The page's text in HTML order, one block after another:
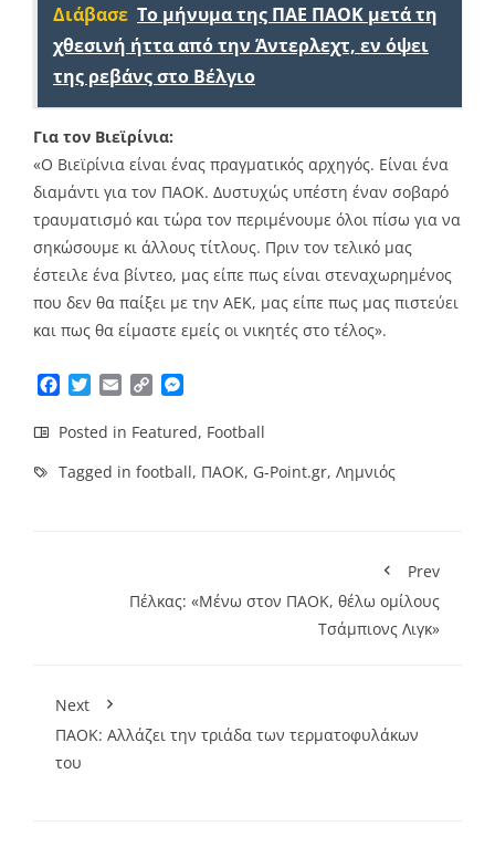
Διάβασε Το μήνυμα της ΠΑΕ ΠΑΟΚ μετά τη
χθεσινή ήττα από την Άντερλεχτ, εν όψει
της ρεβάνς στο Βέλγιο
Για τον Βιεϊρίνια:
«Ο Βιεϊρίνια είναι ένας πραγματικός αρχηγός. Είναι ένα
διαμάντι για τον ΠΑΟΚ. Δυστυχώς υπέστη έναν σοβαρό
τραυματισμό και τώρα τον περιμένουμε όλοι πίσω για να
σηκώσουμε κι άλλους τίτλους. Πριν τον τελικό μας
έστειλε ένα βίντεο, μας είπε πως είναι στεναχωρημένος
που δεν θα παίξει με την ΑΕΚ, μας είπε πως μας πιστεύει
και πως θα είμαστε εμείς οι νικητές στο τέλος».
Facebook
TwitterEmailCopy
Posted in Featured, Football
Tagged in football, ΠΑΟΚ, G-Point.gr, Λημνιός
Prev
Πέλκας: «Μένω στον ΠΑΟΚ, θέλω ομίλους
Τσάμπιονς Λιγκ»
Next
ΠΑΟΚ: Αλλάζει την τριάδα των τερματοφυλάκων
του